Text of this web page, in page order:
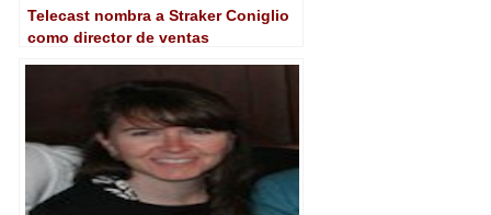
Telecast nombra a Straker Coniglio
como director de ventas